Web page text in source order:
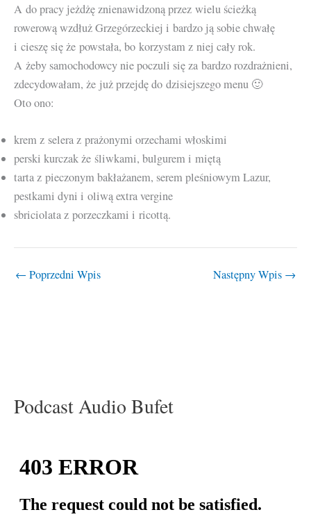
A do pracy jeżdżę znienawidzoną przez wielu ścieżką
rowerową wzdłuż Grzegórzeckiej i bardzo ją sobie chwałę
i cieszę się że powstała, bo korzystam z niej cały rok.
A żeby samochodowcy nie poczuli się za bardzo rozdrażnieni,
zdecydowałam, że już przejdę do dzisiejszego menu 🙂
Oto ono:
krem z selera z prażonymi orzechami włoskimi
perski kurczak że śliwkami, bulgurem i miętą
tarta z pieczonym bakłażanem, serem pleśniowym Lazur,
pestkami dyni i oliwą extra vergine
sbriciolata z porzeczkami i ricottą.
← Poprzedni Wpis Następny Wpis →
Podcast Audio Bufet